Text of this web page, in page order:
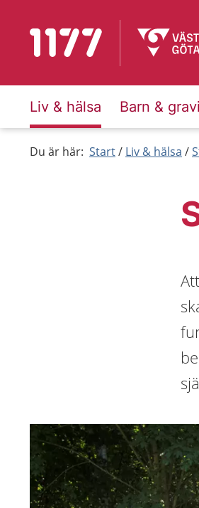
Till startsidan för 1177
Liv & hälsa Barn &
Du är här: Start Liv & hälsa